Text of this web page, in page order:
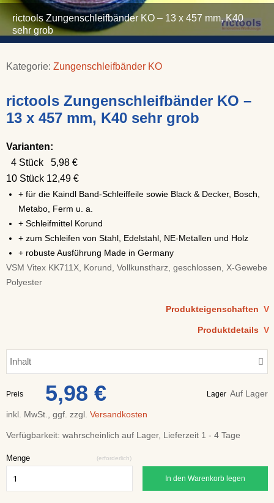
rictools Zungenschleifbänder KO – 13 x 457 mm, K40
sehr grob
Kategorie: Zungenschleifbänder KO
rictools Zungenschleifbänder KO –
13 x 457 mm, K40 sehr grob
Varianten:
4 Stück 5,98 €
10 Stück 12,49 €
+ für die Kaindl Band-Schleiffeile sowie Black & Decker, Bosch,
Metabo, Ferm u. a.
+ Schleifmittel Korund
+ zum Schleifen von Stahl, Edelstahl, NE-Metallen und Holz
+ robuste Ausführung Made in Germany
VSM Vitex KK711X, Korund, Vollkunstharz, geschlossen, X-Gewebe
Polyester
Produkteigenschaften V
Produktdetails V
Inhalt
Preis 5,98 € Lager Auf Lager
inkl. MwSt., ggf. zzgl. Versandkosten
Verfügbarkeit: wahrscheinlich auf Lager, Lieferzeit 1 - 4 Tage
Menge (erforderlich)
In den Warenkorb legen